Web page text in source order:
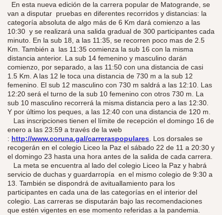
En esta nueva edición de la carrera popular de Matogrande, se
van a disputar pruebas en diferentes recorridos y distancias: la
categoría absoluta de algo más de 6 Km dará comienzo a las
10:30 y se realizará una salida gradual de 300 participantes cada
minuto. En la sub 18, a las 11:35, se recorren poco mas de 2.5
Km. También a las 11:35 comienza la sub 16 con la misma
distancia anterior. La sub 14 femenino y masculino darán
comienzo, por separado, a las 11:50 con una distancia de casi
1.5 Km. A las 12 le toca una distancia de 730 m a la sub 12
femenino. El sub 12 masculino con 730 m saldrá a las 12:10. Las
12:20 será el turno de la sub 10 femenino con otros 730 m. La
sub 10 masculino recorrerá la misma distancia pero a las 12:30.
Y por último los peques, a las 12:40 con una distancia de 120 m.
Las inscripciones tienen el límite de recepción el domingo 16 de
enero a las 23:59 a través de la web
: http://www.coruna.gal/carreraspopulares. Los dorsales se
recogerán en el colegio Liceo la Paz el sábado 22 de 11 a 20:30 y
el domingo 23 hasta una hora antes de la salida de cada carrera.
La meta se encuentra al lado del colegio Liceo la Paz y habrá
servicio de duchas y guardarropía en el mismo colegio de 9:30 a
13. También se dispondrá de avituallamiento para los
participantes en cada una de las categorías en el interior del
colegio. Las carreras se disputarán bajo las recomendaciones
que estén vigentes en ese momento referidas a la pandemia.